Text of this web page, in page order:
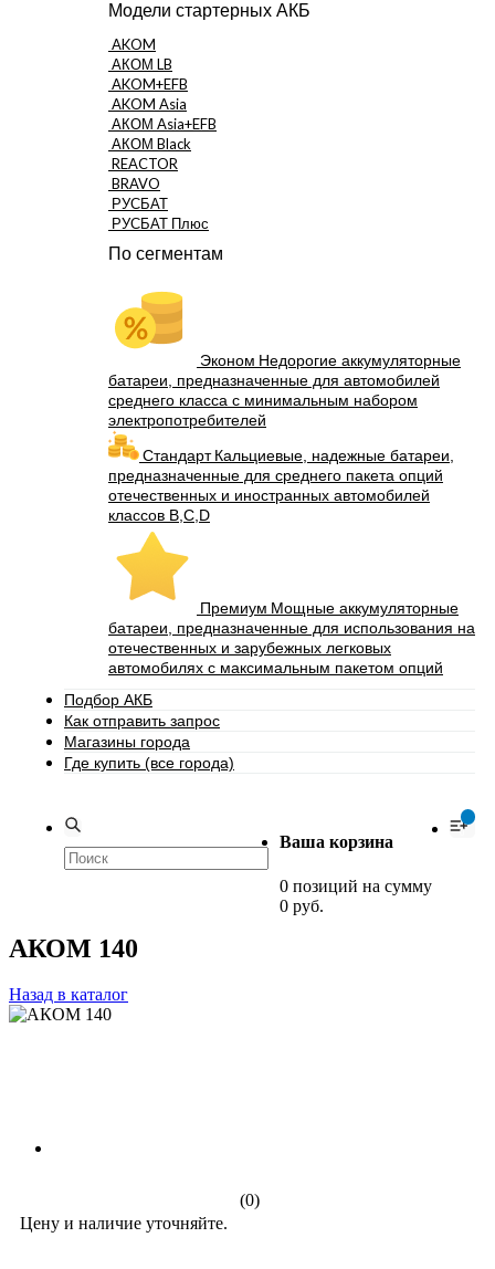
Модели стартерных АКБ
AKOM
АКОМ LB
AKOM+EFB
AKOM Asia
АКОМ Asia+EFB
АКОМ Black
REACTOR
BRAVO
РУСБАТ
РУСБАТ Плюс
По сегментам
Эконом Недорогие аккумуляторные
батареи, предназначенные для автомобилей
среднего класса с минимальным набором
электропотребителей
Стандарт Кальциевые, надежные батареи,
предназначенные для среднего пакета опций
отечественных и иностранных автомобилей
классов B,C,D
Премиум Мощные аккумуляторные
батареи, предназначенные для использования на
отечественных и зарубежных легковых
автомобилях с максимальным пакетом опций
Подбор АКБ
Как отправить запрос
Магазины города
Где купить (все города)
Ваша корзина
0 позиций на сумму
0 руб.
0
АКОМ 140
Назад в каталог
(0)
Цену и наличие уточняйте.